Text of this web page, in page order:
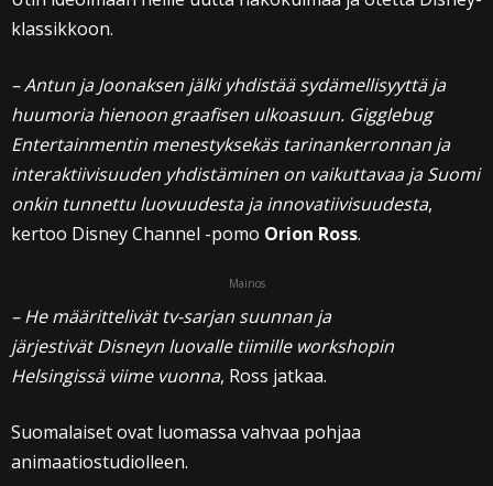
klassikkoon.
– Antun ja Joonaksen jälki yhdistää sydämellisyyttä ja
huumoria hienoon graafisen ulkoasuun. Gigglebug
Entertainmentin menestyksekäs tarinankerronnan ja
interaktiivisuuden yhdistäminen on vaikuttavaa ja Suomi
onkin tunnettu luovuudesta ja innovatiivisuudesta,
kertoo Disney Channel -pomo Orion Ross.
Mainos
– He määrittelivät tv-sarjan suunnan ja
järjestivät Disneyn luovalle tiimille workshopin
Helsingissä viime vuonna, Ross jatkaa.
Suomalaiset ovat luomassa vahvaa pohjaa
animaatiostudiolleen.